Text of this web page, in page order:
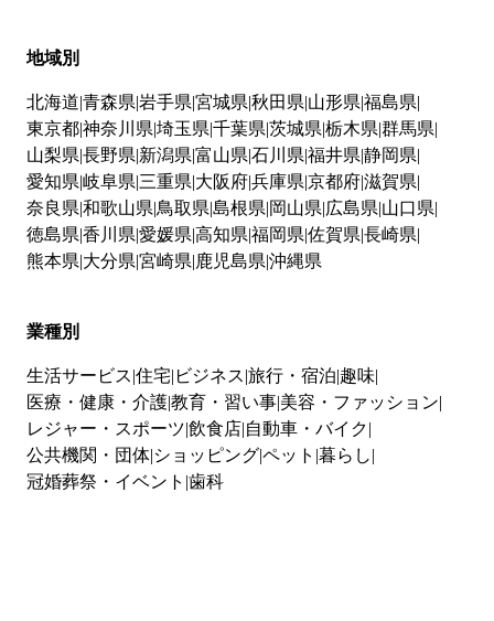
地域別
北海道 青森県 岩手県 宮城県 秋田県 山形県 福島県
東京都神奈川県 埼玉県 千葉県 茨城県 栃木県 群馬県
山梨県 長野県 新潟県 富山県 石川県 福井県 静岡県
愛知県 岐阜県 三重県 大阪府兵庫県 京都府滋賀県
奈良県 和歌山県 鳥取県 島根県 岡山県 広島県 山口県
徳島県 香川県 愛媛県 高知県 福岡県 佐賀県 長崎県
熊本県 大分県 宮崎県 鹿児島県 沖縄県
業種別
生活サービス 住宅 ビジネス 旅行・宿泊 趣味
医療・健康・介護教育・習い事 美容・ファッション
レジャー・スポーツ 飲食店 自動車・バイク
公共機関・団体 ショッピングペット 暮らし
冠婚葬祭・イベント 歯科